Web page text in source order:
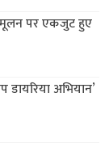
पर एकजुट हुए
अभियान’